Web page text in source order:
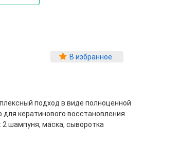
В избранное
подход в виде полноценной
кератинового восстановления
2 шампуня, маска, сыворотка